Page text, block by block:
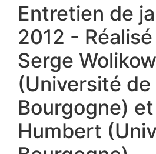
Entretien de
2012 -
Serge Wolikow
(Université de
Bourgogne)
Humbert